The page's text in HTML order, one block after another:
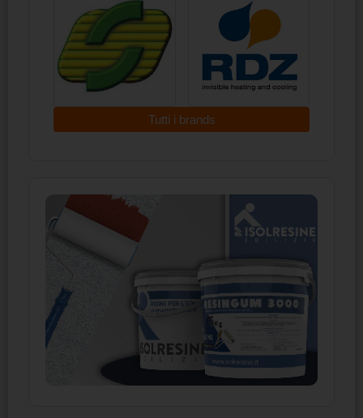
Tutti i brands